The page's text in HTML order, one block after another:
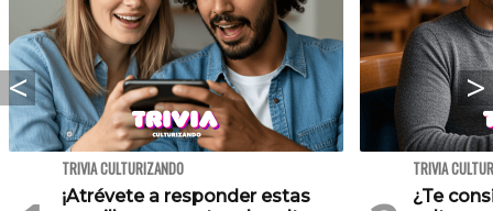
TRIVIA CULTURIZANDO
¡Atrévete a responder estas
TRIVIA
¿Te